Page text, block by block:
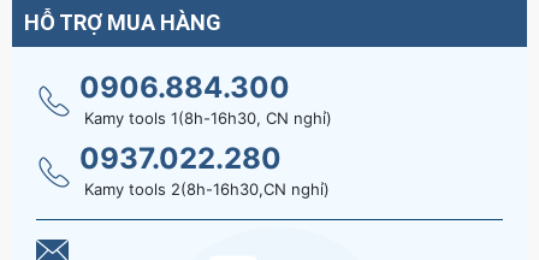
HỖ TRỢ MUA HÀNG
0906.884.300
Kamy tools 1(8h-16h30, CN nghỉ)
0937.022.280
Kamy tools 2(8h-16h30,CN nghỉ)